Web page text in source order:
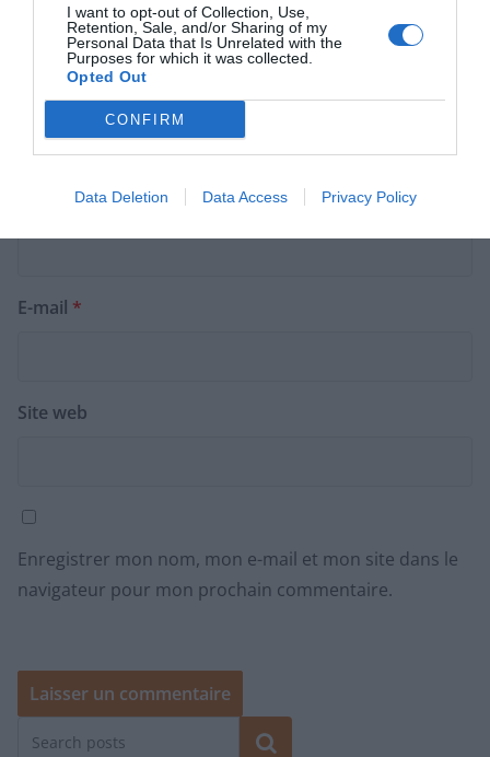
I want to opt-out of Collection, Use,
Retention, Sale, and/or Sharing of my
Personal Data that Is Unrelated with the
Purposes for which it was collected.
Opted Out
CONFIRM
Data Deletion Data Access Privacy Policy
E-mail *
Site web
Enregistrer mon nom, mon e-mail et mon site dans le
navigateur pour mon prochain commentaire.
Rechercher